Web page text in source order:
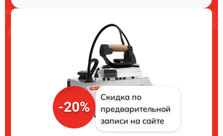
-20%
Скидка по
предварительной
записи на сайте